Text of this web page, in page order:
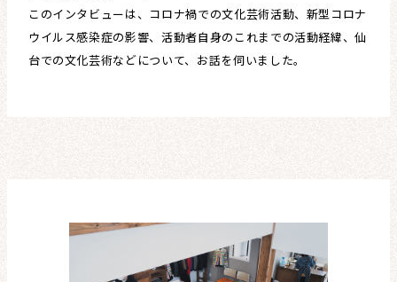
このインタビューは、コロナ禍での文化芸術活動、新型コロナ
ウイルス感染症の影響、活動者自身のこれまでの活動経緯、仙
台での文化芸術などについて、お話を伺いました。